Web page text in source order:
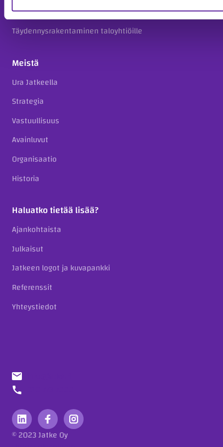
Kiinteistökehitys
Täydennysrakentaminen taloyhtiöille
Meistä
Ura Jatkeella
Strategia
Vastuullisuus
Avainluvut
Organisaatio
Historia
Haluatko tietää lisää?
Ajankohtaista
Julkaisut
Jatkeen logot ja kuvapankki
Referenssit
Yhteystiedot
© 2023 Jatke Oy